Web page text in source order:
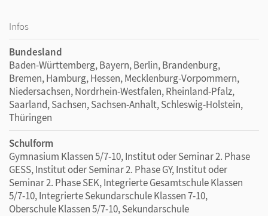
Infos
Bundesland
Baden-Württemberg, Bayern, Berlin, Brandenburg,
Bremen, Hamburg, Hessen, Mecklenburg-Vorpommern,
Niedersachsen, Nordrhein-Westfalen, Rheinland-Pfalz,
Saarland, Sachsen, Sachsen-Anhalt, Schleswig-Holstein,
Thüringen
Schulform
Gymnasium Klassen 5/7-10, Institut oder Seminar 2. Phase
GESS, Institut oder Seminar 2. Phase GY, Institut oder
Seminar 2. Phase SEK, Integrierte Gesamtschule Klassen
5/7-10, Integrierte Sekundarschule Klassen 7-10,
Oberschule Klassen 5/7-10, Sekundarschule